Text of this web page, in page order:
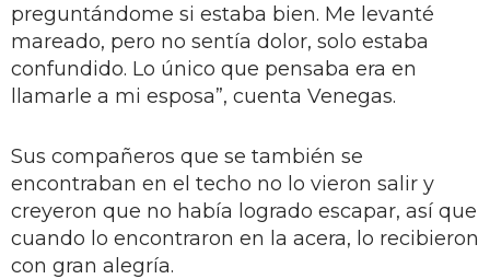
preguntándome si estaba bien. Me levanté
mareado, pero no sentía dolor, solo estaba
confundido. Lo único que pensaba era en
llamarle a mi esposa”, cuenta Venegas.
Sus compañeros que se también se
encontraban en el techo no lo vieron salir y
creyeron que no había logrado escapar, así que
cuando lo encontraron en la acera, lo recibieron
con gran alegría.